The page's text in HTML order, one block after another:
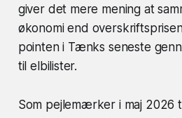
giver det mere mening at
økonomi end
pointen i Tænks seneste
til elbilister.
Som pejlemærker i maj 2026